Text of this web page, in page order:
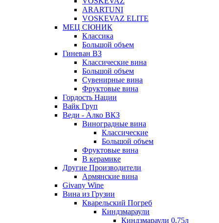
ARARTUNI
VOSKEVAZ ELITE
МЕЦ СЮНИК
Классика
Большой объем
Гиневан ВЗ
Классические вина
Большой объем
Сувенирные вина
Фруктовые вина
Гордость Нации
Вайк Груп
Веди - Алко ВКЗ
Виноградные вина
Классические
Большой объем
Фруктовые вина
В керамике
Другие Производители
Армянские вина
Givany Wine
Вина из Грузии
Кварельский Погреб
Киндзмараули
Киндзмараули 0,75л